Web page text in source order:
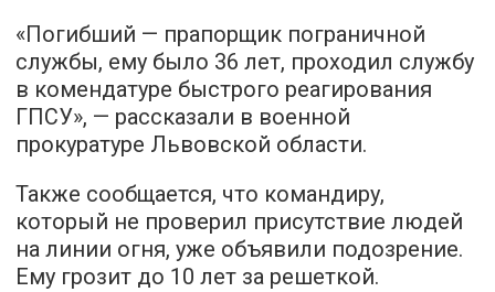
«Погибший — прапорщик пограничной
службы, ему было 36 лет, проходил службу
в комендатуре быстрого реагирования
ГПСУ», — рассказали в военной
прокуратуре Львовской области.
Также сообщается, что командиру,
который не проверил присутствие людей
на линии огня, уже объявили подозрение.
Ему грозит до 10 лет за решеткой.